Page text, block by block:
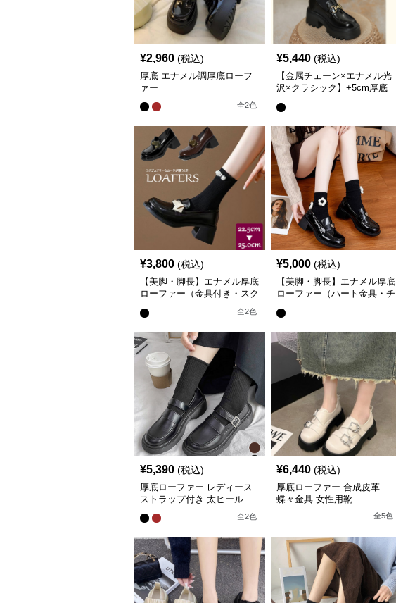
¥2,960 (税込)
厚底 エナメル調厚底ローフ
ァー
全2色
¥5,440 (税込)
【金属チェーン×エナメル光
沢×クラシック】+5cm厚底
¥3,800 (税込)
【美脚・脚長】エナメル厚底
ローファー（金具付き・スク
エアトゥ・5cm太ヒール）ト
レンドデザイン
全2色
¥5,000 (税込)
【美脚・脚長】エナメル厚底
ローファー（ハート金具・チ
ドデザイン
¥5,390 (税込)
厚底ローファー レディース
ストラップ付き 太ヒール
全2色
¥6,440 (税込)
厚底ローファー 合成皮革
蝶々金具 女性用靴
全5色